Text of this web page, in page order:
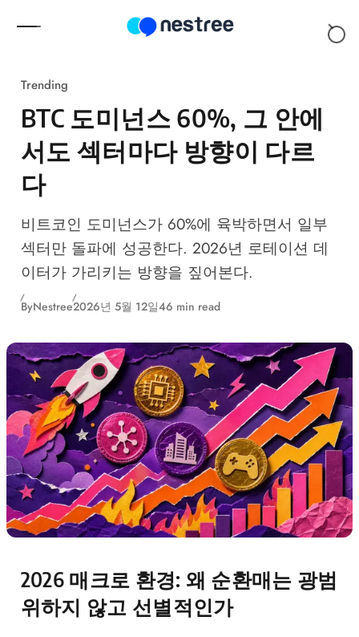
Trending
BTC 도미넌스 60%, 그 안에
서도 섹터마다 방향이 다르
다
비트코인 도미넌스가 60%에 육박하면서 일부
섹터만 돌파에 성공한다. 2026년 로테이션 데
이터가 가리키는 방향을 짚어본다.
ByNestree2026년 5월 12일46 min read
2026 매크로 환경: 왜 순환매는 광범
위하지 않고 선별적인가